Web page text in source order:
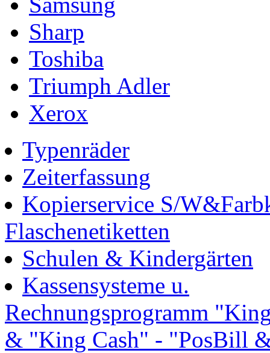
Sharp
Toshiba
Triumph Adler
Xerox
Typenräder
Zeiterfassung
Kopierservice S/
Flaschenetiketten
Schulen & Kindergärten
Kassensysteme u.
Rechnungsprogramm
& "King Cash" - "PosBill